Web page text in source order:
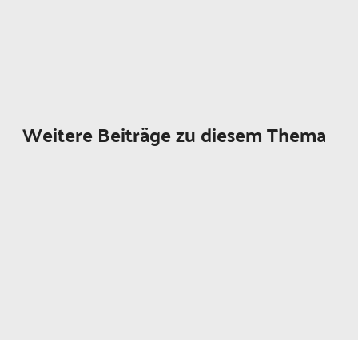
Weitere Beiträge zu diesem Thema